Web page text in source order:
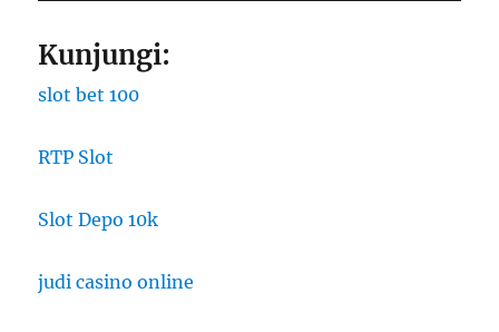
Kunjungi:
slot bet 100
RTP Slot
Slot Depo 10k
judi casino online